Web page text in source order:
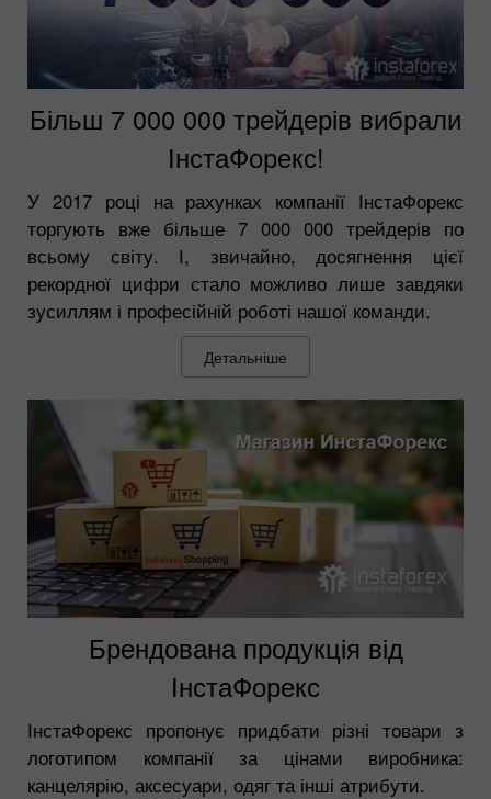
Більш 7 000 000 трейдерів вибрали
ІнстаФорекс!
У 2017 році на рахунках компанії ІнстаФорекс
торгують вже більше 7 000 000 трейдерів по
всьому світу. І, звичайно, досягнення цієї
рекордної цифри стало можливо лише завдяки
зусиллям і професійній роботі нашої команди.
Детальніше
Брендована продукція від
ІнстаФорекс
ІнстаФорекс пропонує придбати різні товари з
логотипом компанії за цінами виробника:
канцелярію, аксесуари, одяг та інші атрибути.